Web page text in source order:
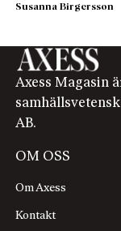
Susanna Birgersson
Axess Magasin
AB.
OM OSS
Om Axess
Kontakt